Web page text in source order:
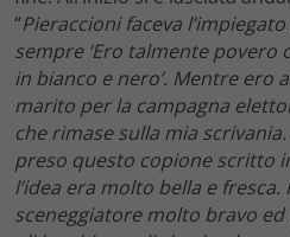
“Pieraccioni faceva
sempre ‘Ero talmente povero
in bianco e nero’. Mentre ero
marito per la campagna
che rimase sulla mia
preso questo copione scritto
l’idea era molto bella e
sceneggiatore molto bravo